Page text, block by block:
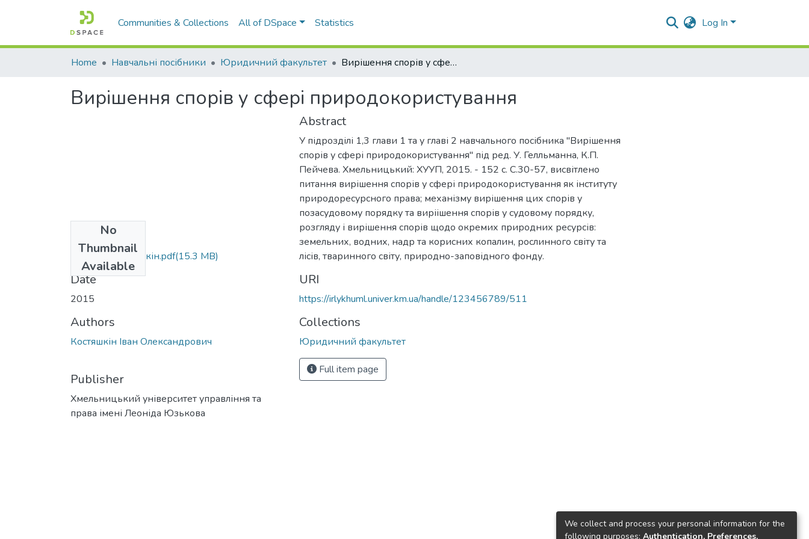
Communities & Collections All of DSpace Statistics Log In
Home Навчальні посібники Юридичний факультет Вирішення спорів у сфері природокористування
Вирішення спорів у сфері природокористування
No
Thumbnail
Available
посібник Костяшкін.pdf(15.3 MB)
Date
2015
Authors
Костяшкін Іван Олександрович
Publisher
Хмельницький університет управління та
права імені Леоніда Юзькова
Abstract
У підрозділі 1,3 глави 1 та у главі 2 навчального посібника "Вирішення
спорів у сфері природокористування" під ред. У. Гелльманна, К.П.
Пейчева. Хмельницький: ХУУП, 2015. - 152 с. С.30-57, висвітлено
питання вирішення спорів у сфері природокористування як інституту
природоресурсного права; механізму вирішення цих спорів у
позасудовому порядку та виріішення спорів у судовому порядку,
розгляду і вирішення спорів щодо окремих природних ресурсів:
земельних, водних, надр та корисних копалин, рослинного світу та
лісів, тваринного світу, природно-заповідного фонду.
URI
https://irlykhuml.univer.km.ua/handle/123456789/511
Collections
Юридичний факультет
Full item page
We collect and process your personal information for the
following purposes: Authentication, Preferences,